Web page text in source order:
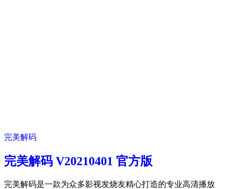
完美解码
完美解码 V20210401 官方版
完美解码是一款为众多影视发烧友精心打造的专业高清播放